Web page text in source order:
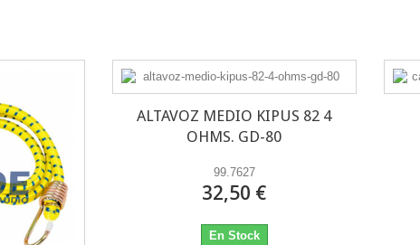
ALTAVOZ MEDIO KIPUS 82 4
OHMS. GD-80
99.7627
32,50 €
En Stock